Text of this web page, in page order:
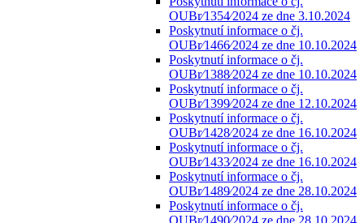
OUBr⁄1354⁄2024 ze dne 3.10.2024
Poskytnutí informace o čj.
OUBr⁄1466⁄2024 ze dne 10.10.2024
Poskytnutí informace o čj.
OUBr⁄1388⁄2024 ze dne 10.10.2024
Poskytnutí informace o čj.
OUBr⁄1399⁄2024 ze dne 12.10.2024
Poskytnutí informace o čj.
OUBr⁄1428⁄2024 ze dne 16.10.2024
Poskytnutí informace o čj.
OUBr⁄1433⁄2024 ze dne 16.10.2024
Poskytnutí informace o čj.
OUBr⁄1489⁄2024 ze dne 28.10.2024
Poskytnutí informace o čj.
OUBr⁄1490⁄2024 ze dne 28.10.2024